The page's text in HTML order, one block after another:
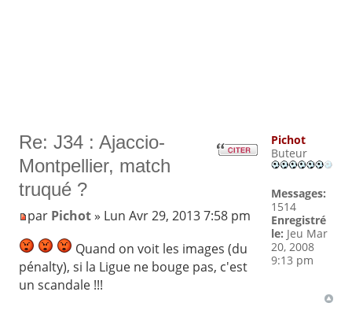
Re: J34 : Ajaccio-
Montpellier, match
truqué ?
par Pichot» Lun Avr 29, 2013 7:58 pm
Quand on voit les images (du
pénalty), si la Ligue ne bouge pas, c'est
un scandale !!!
Pichot
Buteur
Messages:
1514
Enregistré
le: Jeu Mar
20, 2008
9:13 pm